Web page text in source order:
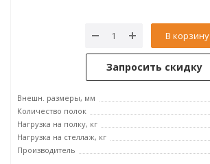
В корзину
Запросить скидку
Внешн. размеры, мм
Количество полок
Нагрузка на полку, кг
Нагрузка на стеллаж, кг
Производитель